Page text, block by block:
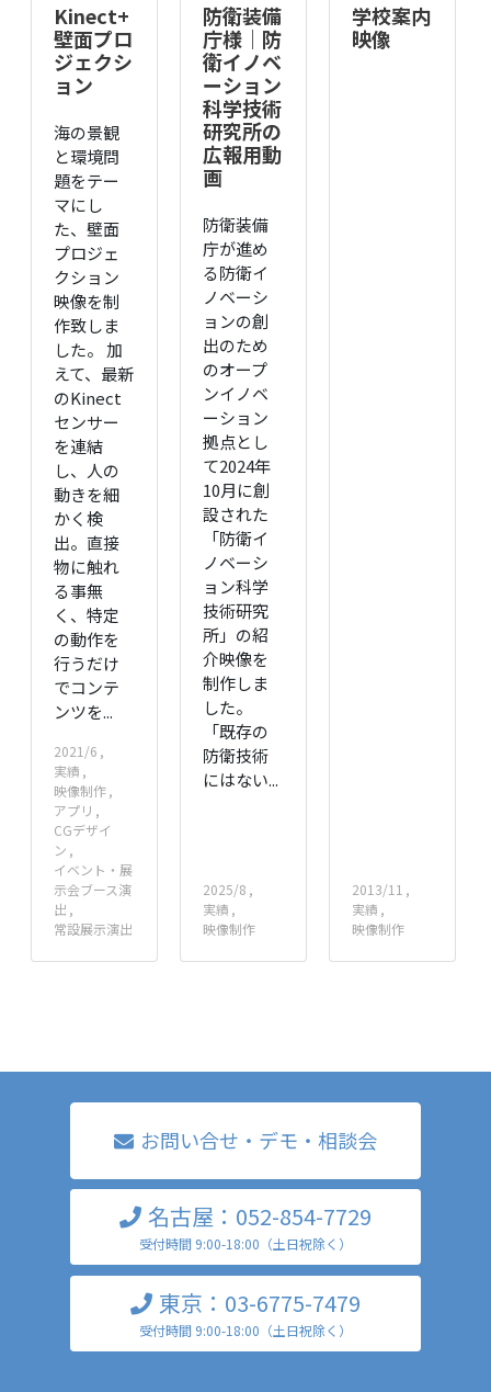
Kinect+
壁面プロ
ジェクシ
ョン
海の景観
と環境問
題をテー
マにし
た、壁面
プロジェ
クション
映像を制
作致しま
した。 加
えて、最新
のKinect
センサー
を連結
し、人の
動きを細
かく検
出。直接
物に触れ
る事無
く、特定
の動作を
行うだけ
でコンテ
ンツを...
2021/6
実績
映像制作
アプリ
CGデザイ
ン
イベント・展
示会ブース演
出
常設展示演出
防衛装備
庁様｜防
衛イノベ
ーション
科学技術
研究所の
広報用動
画
防衛装備
庁が進め
る防衛イ
ノベーシ
ョンの創
出のため
のオープ
ンイノベ
ーション
拠点とし
て2024年
10月に創
設された
「防衛イ
ノベーシ
ョン科学
技術研究
所」の紹
介映像を
制作しま
した。
「既存の
防衛技術
にはない...
2025/8
実績
映像制作
学校案内
映像
2013/11
実績
映像制作
お問い合せ・デモ・相談会
名古屋：052-854-7729
受付時間 9:00-18:00（土日祝除く）
東京：03-6775-7479
受付時間 9:00-18:00（土日祝除く）